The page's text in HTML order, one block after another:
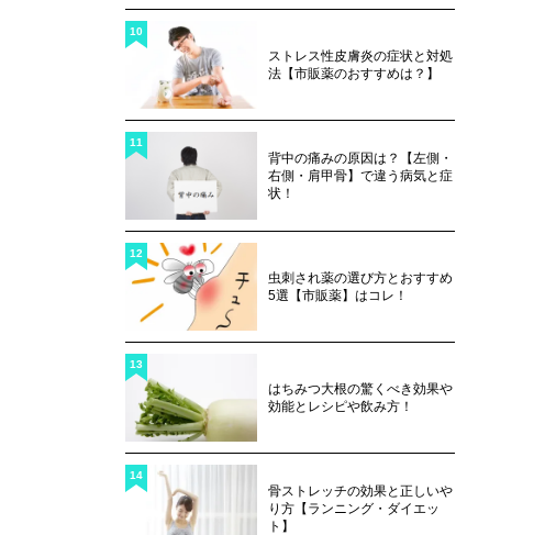
ストレス性皮膚炎の症状と対処
法【市販薬のおすすめは？】
10
背中の痛みの原因は？【左側・
右側・肩甲骨】で違う病気と症
状！
11
虫刺され薬の選び方とおすすめ
5選【市販薬】はコレ！
12
はちみつ大根の驚くべき効果や
効能とレシピや飲み方！
13
骨ストレッチの効果と正しいや
り方【ランニング・ダイエッ
ト】
14